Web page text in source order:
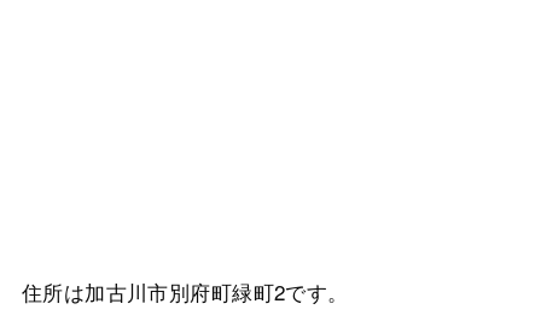
住所は加古川市別府町緑町2です。